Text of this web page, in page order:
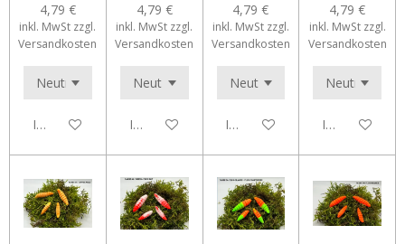
4,79 €
inkl. MwSt zzgl.
Versandkosten
In den Warenkorb
4,79 €
inkl. MwSt zzgl.
Versandkosten
In den Warenkorb
4,79 €
inkl. MwSt zzgl.
Versandkosten
In den Warenkorb
4,79 €
inkl. MwSt zzgl.
Versandkosten
In den